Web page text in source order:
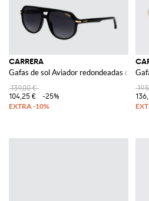
CARRERA
Gafas de sol Aviador redondeadas de
139,00 €
104,25 €
-25%